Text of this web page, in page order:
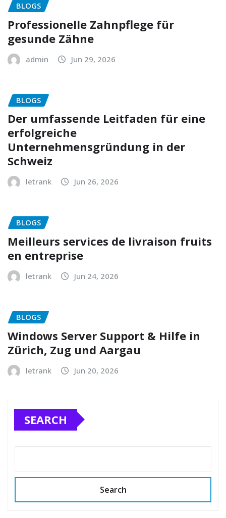
BLOGS
Professionelle Zahnpflege für
gesunde Zähne
admin Jun 29, 2026
BLOGS
Der umfassende Leitfaden für eine
erfolgreiche
Unternehmensgründung in der
Schweiz
letrank Jun 26, 2026
BLOGS
Meilleurs services de livraison fruits
en entreprise
letrank Jun 24, 2026
BLOGS
Windows Server Support & Hilfe in
Zürich, Zug und Aargau
letrank Jun 20, 2026
SEARCH
Search